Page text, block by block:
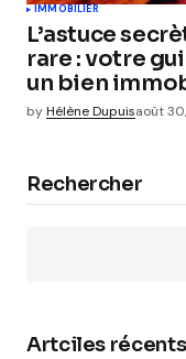
IMMOBILIER
L’astuce
rare : votre
un bien
byHélène Dupuisaoût
Rechercher
Artciles récents